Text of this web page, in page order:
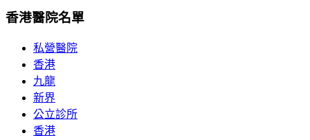
香港醫院名單
私營醫院
香港
九龍
新界
公立診所
香港